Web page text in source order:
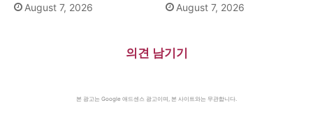
August 7, 2026 August 7, 2026
의견 남기기
본 광고는 Google 애드센스 광고이며, 본 사이트와는 무관합니다.